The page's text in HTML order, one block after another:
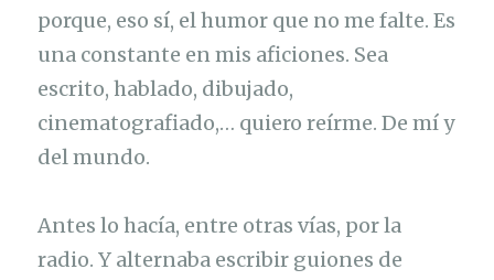
porque, eso sí, el humor que no me falte. Es
una constante en mis aficiones. Sea
escrito, hablado, dibujado,
cinematografiado,… quiero reírme. De mí y
del mundo.
Antes lo hacía, entre otras vías, por la
radio. Y alternaba escribir guiones de